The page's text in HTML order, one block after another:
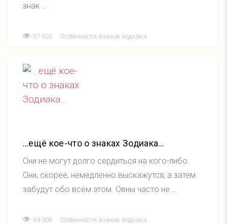
знак …
67 605 Особенности знаков зодиака
…ещё кое-что о знаках Зодиака…
Они не могут долго сердиться на кого-либо.
Они, скорее, немедленно выскажутся, а затем
забудут обо всём этом. Овны часто не …
64 906 Особенности знаков зодиака